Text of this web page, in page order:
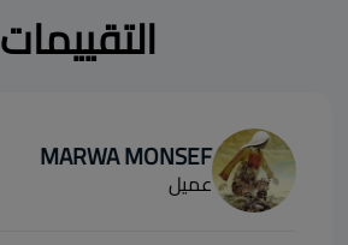
التقييمات
MARWA MONSEF
عميل